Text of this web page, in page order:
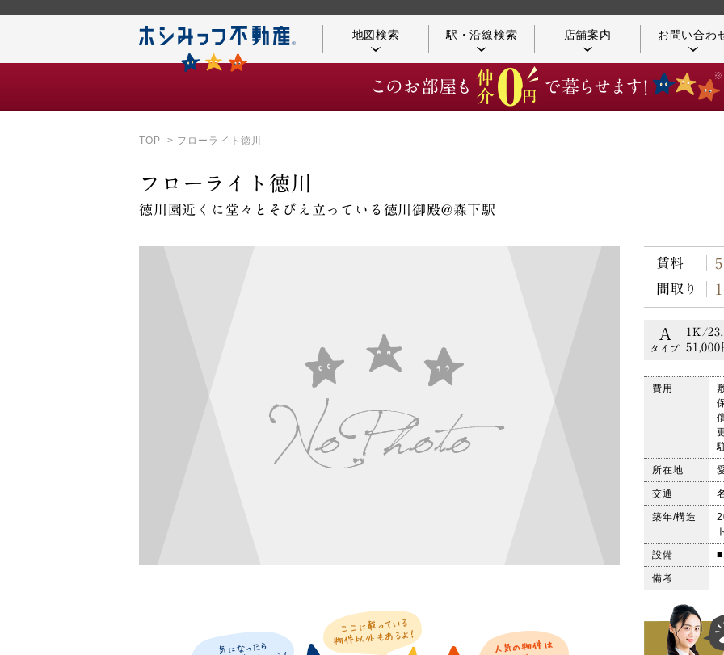
地図検索 駅・沿線検索 店舗案内
コンシェルジュ紹介
お問い合わ
TOP フローライト徳川
フローライト徳川
徳川園近くに堂々とそびえ立っている徳川御殿@森下駅
賃料
間取り
A
タイプ
1K/
51,000
費用
所在地
交通
築年/構造
設備
備考